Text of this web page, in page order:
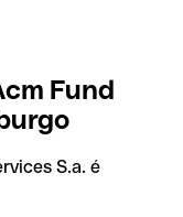
Fund
S.a. é